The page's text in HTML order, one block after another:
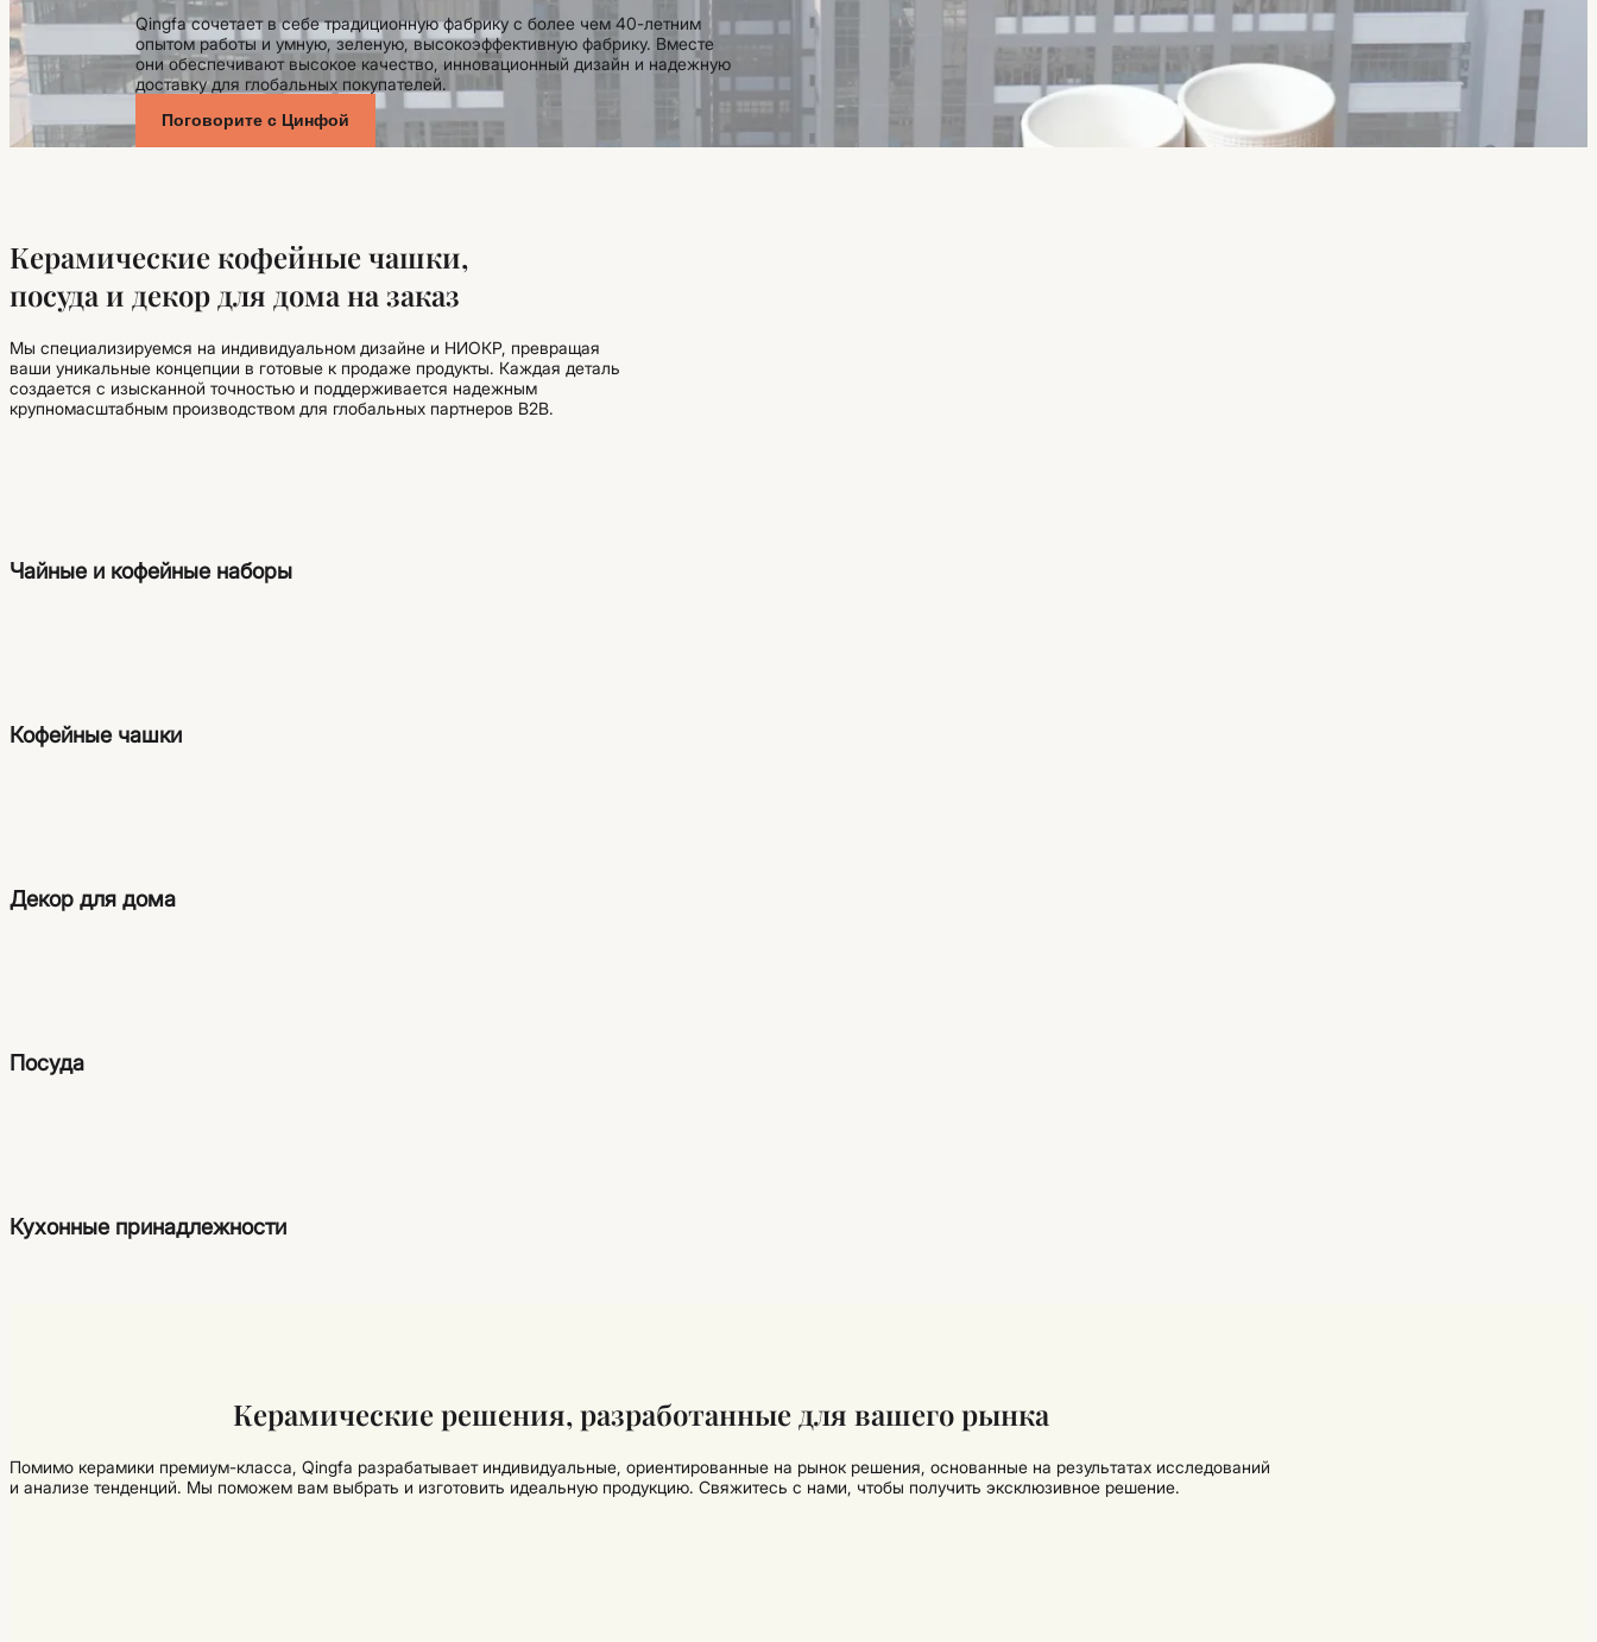
Qingfa сочетает в себе традиционную фабрику с более чем 40-летним
опытом работы и умную, зеленую, высокоэффективную фабрику. Вместе
они обеспечивают высокое качество, инновационный дизайн и надежную
доставку для глобальных покупателей.
Поговорите с Цинфой
Керамические кофейные чашки,
посуда и декор для дома на заказ
Мы специализируемся на индивидуальном дизайне и НИОКР, превращая
ваши уникальные концепции в готовые к продаже продукты. Каждая деталь
создается с изысканной точностью и поддерживается надежным
крупномасштабным производством для глобальных партнеров B2B.
Чайные и кофейные наборы
Кофейные чашки
Декор для дома
Посуда
Кухонные принадлежности
Керамические решения, разработанные для вашего рынка
Помимо керамики премиум-класса, Qingfa разрабатывает индивидуальные, ориентированные на рынок решения, основанные на результатах исследований
и анализе тенденций. Мы поможем вам выбрать и изготовить идеальную продукцию. Свяжитесь с нами, чтобы получить эксклюзивное решение.